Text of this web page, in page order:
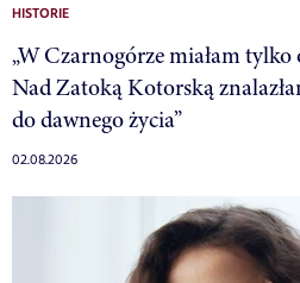
HISTORIE
„W Czarnogórze miałam
Nad Zatoką Kotorską
do dawnego życia”
02.08.2026